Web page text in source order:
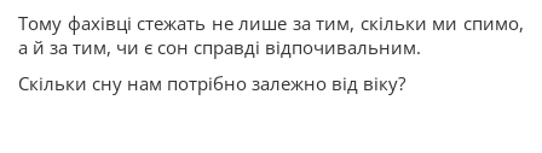
Тому фахівці стежать не лише за тим, скільки ми спимо,
а й за тим, чи є сон справді відпочивальним.
Скільки сну нам потрібно залежно від віку?